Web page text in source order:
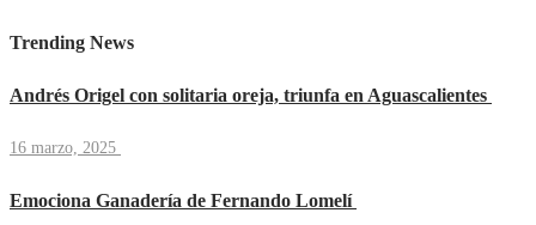
Trending News
Andrés Origel con solitaria oreja, triunfa en Aguascalientes
16 marzo, 2025
Emociona Ganadería de Fernando Lomelí